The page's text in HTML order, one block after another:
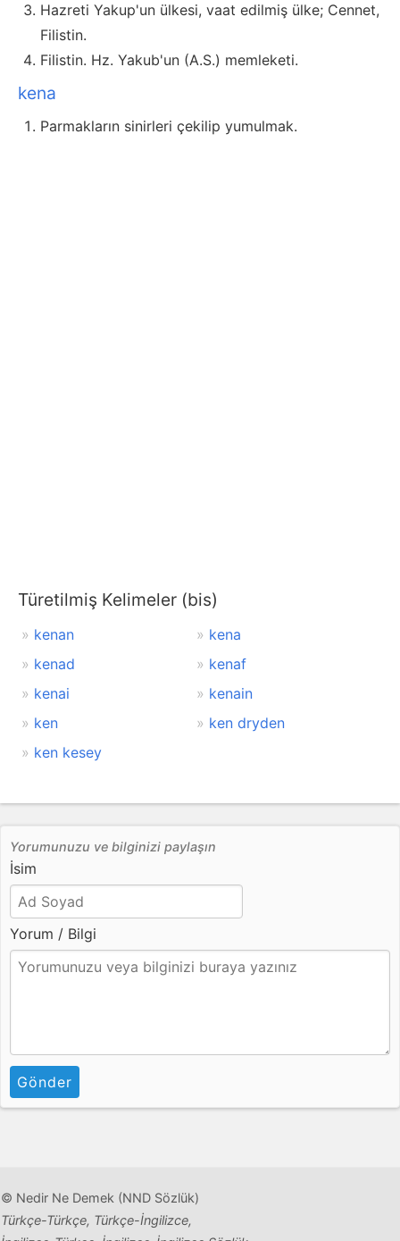
Hazreti Yakup'un ülkesi, vaat edilmiş ülke; Cennet,
Filistin.
Filistin. Hz. Yakub'un (A.S.) memleketi.
kena
Parmakların sinirleri çekilip yumulmak.
Türetilmiş Kelimeler (bis)
kenan
kena
kenad
kenaf
kenai
kenain
ken
ken dryden
ken kesey
Yorumunuzu ve bilginizi paylaşın
İsim
Yorum / Bilgi
Gönder
© Nedir Ne Demek (NND Sözlük)
Türkçe-Türkçe, Türkçe-İngilizce,